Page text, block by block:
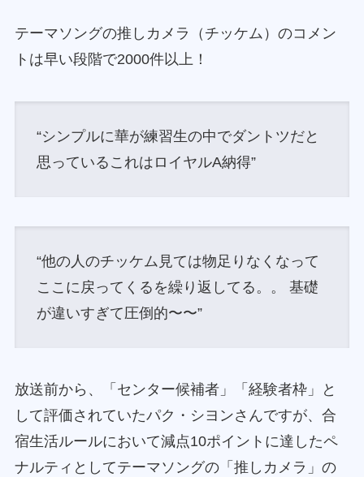
テーマソングの推しカメラ（チッケム）のコメン
トは早い段階で2000件以上！
“シンプルに華が練習生の中でダントツだと
思っているこれはロイヤルA納得”
“他の人のチッケム見ては物足りなくなって
ここに戻ってくるを繰り返してる。。 基礎
が違いすぎて圧倒的〜〜”
放送前から、「センター候補者」「経験者枠」と
して評価されていたパク・シヨンさんですが、合
宿生活ルールにおいて減点10ポイントに達したペ
ナルティとしてテーマソングの「推しカメラ」の